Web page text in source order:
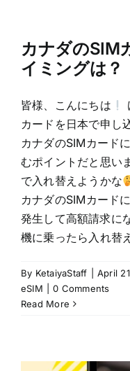
カナダのSIM
イミングは？
皆様、こんにちは
カードを日本で申し
カナダのSIMカード
むポイントだと思い
で入れ替えようかな
カナダのSIMカード
発生して高額請求に
機に乗ったら入れ替
By KetaiyaStaff April
eSIM
0 Comments
Read More